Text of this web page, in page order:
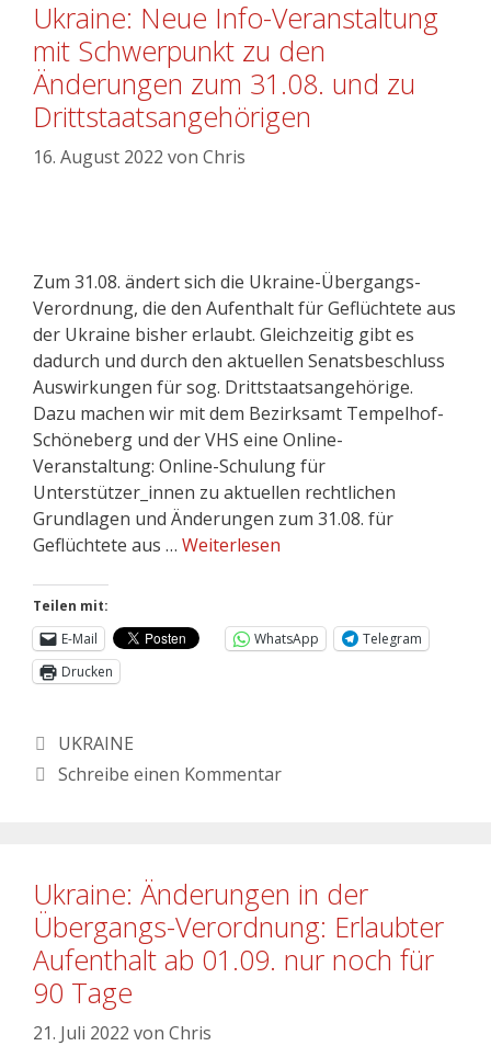
Ukraine: Neue Info-Veranstaltung
mit Schwerpunkt zu den
Änderungen zum 31.08. und zu
Drittstaatsangehörigen
16. August 2022 von Chris
Zum 31.08. ändert sich die Ukraine-Übergangs-
Verordnung, die den Aufenthalt für Geflüchtete aus
der Ukraine bisher erlaubt. Gleichzeitig gibt es
dadurch und durch den aktuellen Senatsbeschluss
Auswirkungen für sog. Drittstaatsangehörige.
Dazu machen wir mit dem Bezirksamt Tempelhof-
Schöneberg und der VHS eine Online-
Veranstaltung: Online-Schulung für
Unterstützer_innen zu aktuellen rechtlichen
Grundlagen und Änderungen zum 31.08. für
Geflüchtete aus … Weiterlesen
Teilen mit:
E-Mail
WhatsApp
Telegram
Drucken
UKRAINE
Schreibe einen Kommentar
Ukraine: Änderungen in der
Übergangs-Verordnung: Erlaubter
Aufenthalt ab 01.09. nur noch für
90 Tage
21. Juli 2022 von Chris